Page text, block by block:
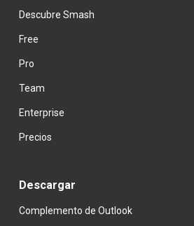
Descubre Smash
Free
Pro
Team
Enterprise
Precios
Descargar
Complemento de Outlook